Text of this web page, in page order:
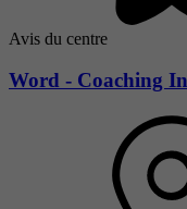
Avis du centre
Word - Coaching